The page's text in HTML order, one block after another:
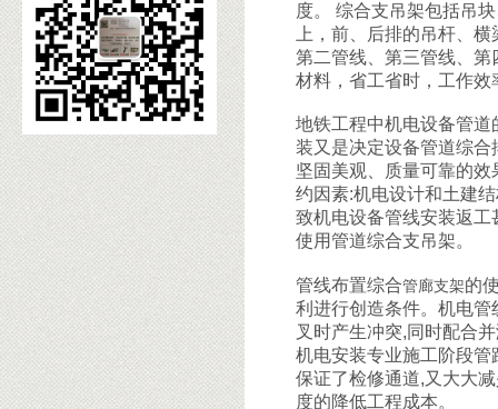
度。 综合支吊架包括吊
上，前、后排的吊杆、
第二管线、第三管线、
材料，省工省时，工作效
地铁工程中机电设备管
装又是决定设备管道综
坚固美观、质量可靠的
约因素:机电设计和土建
致机电设备管线安装返
使用管道综合支吊架。
管线布置综合管廊支架的
利进行创造条件。机电
叉时产生冲突,同时配合
机电安装专业施工阶段
保证了检修通道,又大大
度的降低工程成本。